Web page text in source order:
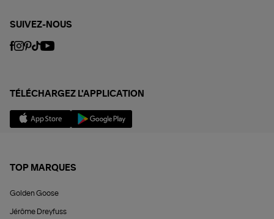
SUIVEZ-NOUS
TÉLÉCHARGEZ L'APPLICATION
TOP MARQUES
Golden Goose
Jérôme Dreyfuss